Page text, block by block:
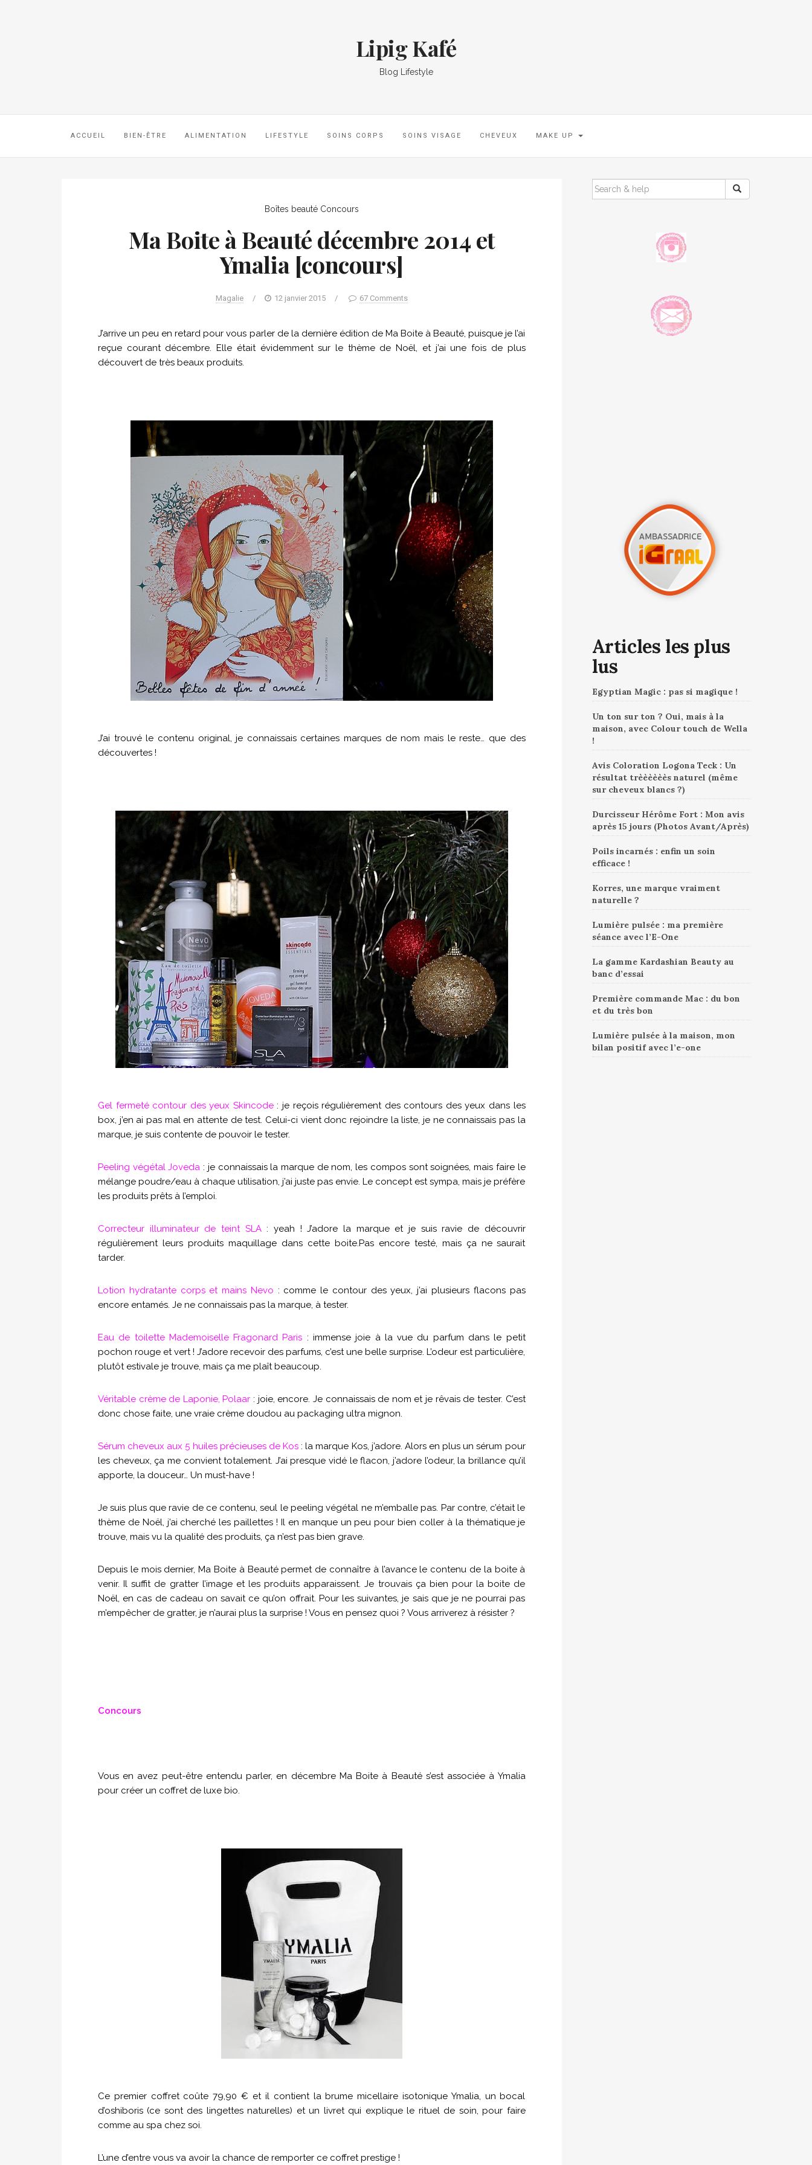
Lipig Kafé
Blog Lifestyle
ACCUEIL BIEN-ÊTRE ALIMENTATION LIFESTYLE SOINS CORPS SOINS VISAGE CHEVEUX MAKE UP
Boîtes beauté Concours
Ma Boite à Beauté décembre 2014 et
Ymalia [concours]
Magalie / 12 janvier 2015 / 67 Comments
J’arrive un peu en retard pour vous parler de la dernière édition de Ma Boite à Beauté, puisque je l’ai
reçue courant décembre. Elle était évidemment sur le thème de Noël, et j’ai une fois de plus
découvert de très beaux produits.
J’ai trouvé le contenu original, je connaissais certaines marques de nom mais le reste… que des
découvertes !
Gel fermeté contour des yeux Skincode: je reçois régulièrement des contours des yeux dans les
box, j’en ai pas mal en attente de test. Celui-ci vient donc rejoindre la liste, je ne connaissais pas la
marque, je suis contente de pouvoir le tester.
Peeling végétal Joveda : je connaissais la marque de nom, les compos sont soignées, mais faire le
mélange poudre/eau à chaque utilisation, j’ai juste pas envie. Le concept est sympa, mais je préfère
les produits prêts à l’emploi.
Correcteur illuminateur de teint SLA: yeah ! J’adore la marque et je suis ravie de découvrir
régulièrement leurs produits maquillage dans cette boite.Pas encore testé, mais ça ne saurait
tarder.
Lotion hydratante corps et mains Nevo : comme le contour des yeux, j’ai plusieurs flacons pas
encore entamés. Je ne connaissais pas la marque, à tester.
Eau de toilette Mademoiselle Fragonard Paris : immense joie à la vue du parfum dans le petit
pochon rouge et vert ! J’adore recevoir des parfums, c’est une belle surprise. L’odeur est particulière,
plutôt estivale je trouve, mais ça me plaît beaucoup.
Véritable crème de Laponie, Polaar : joie, encore. Je connaissais de nom et je rêvais de tester. C’est
donc chose faite, une vraie crème doudou au packaging ultra mignon.
Sérum cheveux aux 5 huiles précieuses de Kos: la marque Kos, j’adore. Alors en plus un sérum pour
les cheveux, ça me convient totalement. J’ai presque vidé le flacon, j’adore l’odeur, la brillance qu’il
apporte, la douceur… Un must-have !
Je suis plus que ravie de ce contenu, seul le peeling végétal ne m’emballe pas. Par contre, c’était le
thème de Noël, j’ai cherché les paillettes ! Il en manque un peu pour bien coller à la thématique je
trouve, mais vu la qualité des produits, ça n’est pas bien grave.
Depuis le mois dernier, Ma Boite à Beauté permet de connaître à l’avance le contenu de la boite à
venir. Il suffit de gratter l’image et les produits apparaissent. Je trouvais ça bien pour la boite de
Noël, en cas de cadeau on savait ce qu’on offrait. Pour les suivantes, je sais que je ne pourrai pas
m’empêcher de gratter, je n’aurai plus la surprise ! Vous en pensez quoi ? Vous arriverez à résister ?
Concours
Vous en avez peut-être entendu parler, en décembre Ma Boite à Beauté s’est associée à Ymalia
pour créer un coffret de luxe bio.
Ce premier coffret coûte 79,90 € et il contient la brume micellaire isotonique Ymalia, un bocal
d’oshiboris (ce sont des lingettes naturelles) et un livret qui explique le rituel de soin, pour faire
comme au spa chez soi.
L’une d’entre vous va avoir la chance de remporter ce coffret prestige !
SEARCH
FOR:
Articles les plus
lus
Egyptian Magic : pas si magique !
Un ton sur ton ? Oui, mais à la
maison, avec Colour touch de Wella
!
Avis Coloration Logona Teck : Un
résultat trèèèèèès naturel (même
sur cheveux blancs ?)
Durcisseur Hérôme Fort : Mon avis
après 15 jours (Photos Avant/Après)
Poils incarnés : enfin un soin
efficace !
Korres, une marque vraiment
naturelle ?
Lumière pulsée : ma première
séance avec l’E-One
La gamme Kardashian Beauty au
banc d’essai
Première commande Mac : du bon
et du très bon
Lumière pulsée à la maison, mon
bilan positif avec l’e-one